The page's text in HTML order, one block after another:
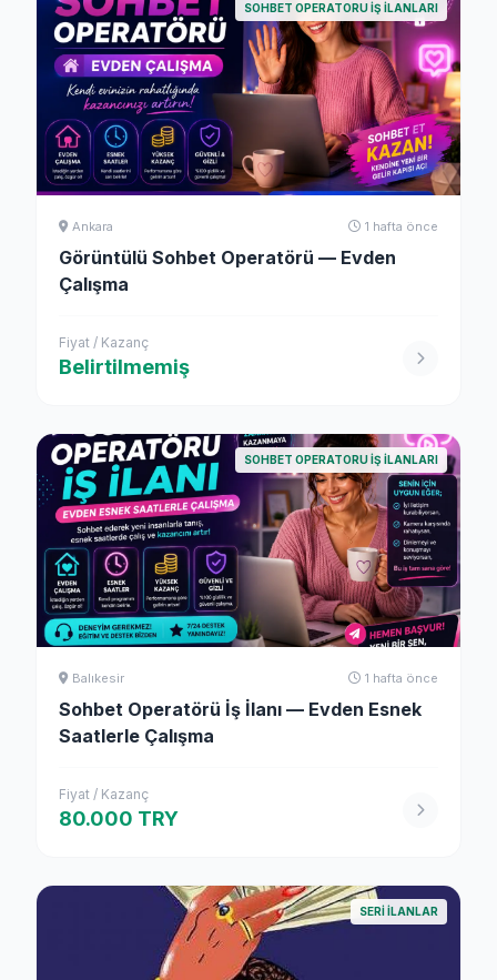
SOHBET OPERATORU İŞ İLANLARI
Ankara 1 hafta önce
Görüntülü Sohbet Operatörü — Evden
Çalışma
Fiyat / Kazanç
Belirtilmemiş
SOHBET OPERATORU İŞ İLANLARI
Balıkesir 1 hafta önce
Sohbet Operatörü İş İlanı — Evden Esnek
Saatlerle Çalışma
Fiyat / Kazanç
80.000 TRY
SERI ILANLAR